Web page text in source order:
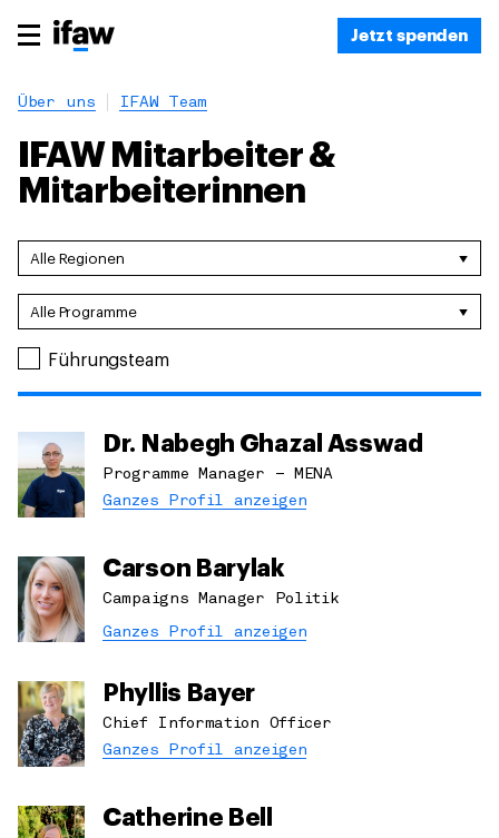
Jetzt spenden
Über uns IFAW Team
IFAW Mitarbeiter &
Mitarbeiterinnen
Alle Regionen
Asien
Deutschland
Kanada
Lateinamerika & Karibik
Naher Osten & Nordafrika
Niederlande
Ozeanien
Südliches Afrika
USA
Alle Programme
Einbindung der Bevölkerung
Katastrophenhilfe
Meeresschutz
Politik
Rettung von Meeressäugern
Schutz von Lebensräumen
Wildtierrettung
Führungsteam
Dr. Nabegh Ghazal Asswad
Programme Manager – MENA
Ganzes Profil anzeigen
Carson Barylak
Campaigns Manager Politik
Ganzes Profil anzeigen
Phyllis Bayer
Chief Information Officer
Ganzes Profil anzeigen
Catherine Bell